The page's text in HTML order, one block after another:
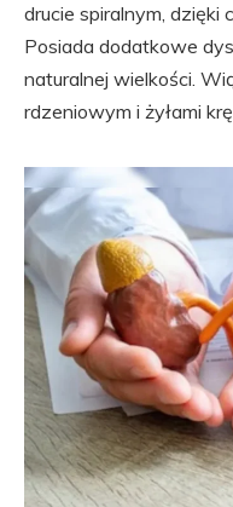
drucie spiralnym, dzięki
Posiada dodatkowe
naturalnej wielkości.
rdzeniowym i żyłami